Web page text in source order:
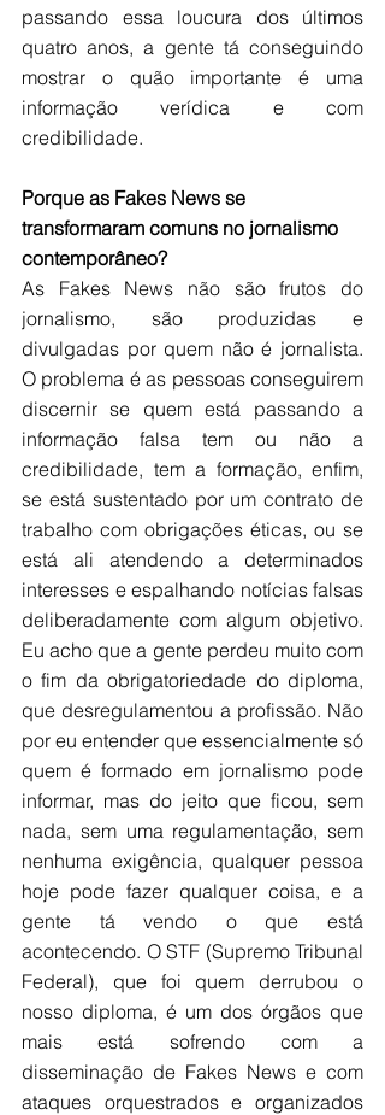
passando essa loucura dos últimos
quatro anos, a gente tá conseguindo
mostrar o quão importante é uma
informação verídica e com
credibilidade.
Porque as Fakes News se
transformaram comuns no jornalismo
contemporâneo?
As Fakes News não são frutos do
jornalismo, são produzidas e
divulgadas por quem não é jornalista.
O problema é as pessoas conseguirem
discernir se quem está passando a
informação falsa tem ou não a
credibilidade, tem a formação, enfim,
se está sustentado por um contrato de
trabalho com obrigações éticas, ou se
está ali atendendo a determinados
interesses e espalhando notícias falsas
deliberadamente com algum objetivo.
Eu acho que a gente perdeu muito com
o fim da obrigatoriedade do diploma,
que desregulamentou a profissão. Não
por eu entender que essencialmente só
quem é formado em jornalismo pode
informar, mas do jeito que ficou, sem
nada, sem uma regulamentação, sem
nenhuma exigência, qualquer pessoa
hoje pode fazer qualquer coisa, e a
gente tá vendo o que está
acontecendo. O STF (Supremo Tribunal
Federal), que foi quem derrubou o
nosso diploma, é um dos órgãos que
mais está sofrendo com a
disseminação de Fakes News e com
ataques orquestrados e organizados